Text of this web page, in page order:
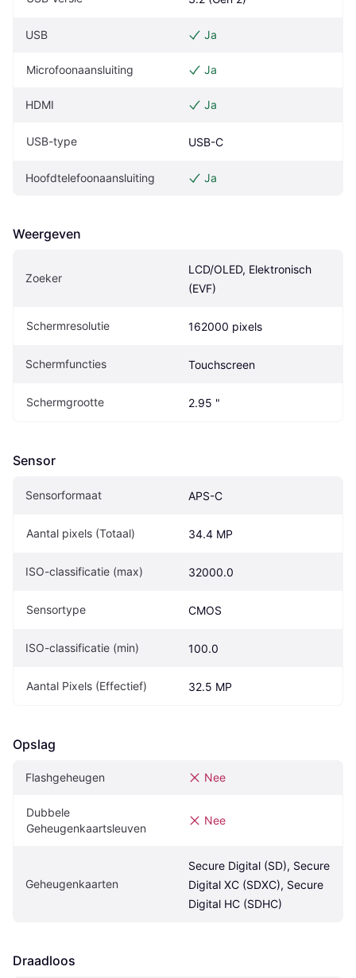
USB Ja
Microfoonaansluiting Ja
HDMI Ja
USB-type USB-C
Hoofdtelefoonaansluiting Ja
Weergeven
Zoeker
LCD/OLED, Elektronisch
(EVF)
Schermresolutie 162000 pixels
Schermfuncties Touchscreen
Schermgrootte 2.95 "
Sensor
Sensorformaat APS-C
Aantal pixels (Totaal) 34.4 MP
ISO-classificatie (max) 32000.0
Sensortype CMOS
ISO-classificatie (min) 100.0
Aantal Pixels (Effectief) 32.5 MP
Opslag
Flashgeheugen Nee
Dubbele
Geheugenkaartsleuven
Nee
Geheugenkaarten
Secure Digital (SD), Secure
Digital XC (SDXC), Secure
Digital HC (SDHC)
Draadloos